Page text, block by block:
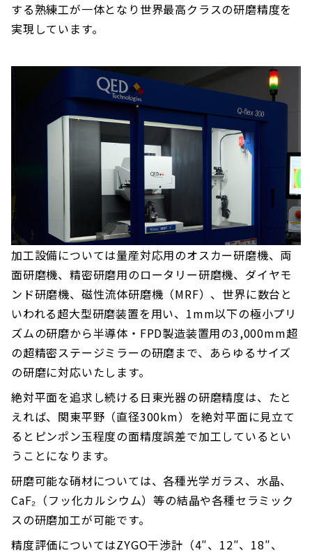
する熟練工が一体となり世界最高クラスの研磨精度を
実現しています。
加工設備については量産対応用のオスカー研磨機、両
面研磨機、精密研磨用のロータリー研磨機、ダイヤモ
ンド研磨機、磁性流体研磨機（MRF）、世界に数台と
いわれる超大型研磨装置を用い、1mm以下の極小プリ
ズムの研磨から半導体・FPD製造装置用の3,000mm超
の超精密ステージミラーの研磨まで、あらゆるサイズ
の研磨に対応いたします。
絶対平面を追求し続ける日東光器の研磨精度は、たと
えれば、関東平野（直径300km）を絶対平面に見立て
るとピンポン玉程度の面精度誤差で加工しているとい
うことになります。
研磨可能な硝材については、各種光学ガラス、水晶、
CaF₂（フッ化カルシウム）等の結晶や各種セラミック
スの研磨加工が可能です。
精度評価についてはZYGO干渉計（4″、12″、18″、